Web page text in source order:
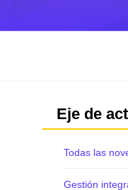
Eje de
Todas las
Gestión